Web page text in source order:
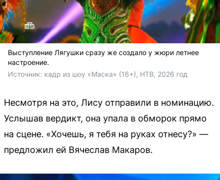
Выступление Лягушки сразу же создало у жюри летнее
настроение.
Источник: кадр из шоу «Маска» (16+), НТВ, 2026 год
Несмотря на это, Лису отправили в номинацию.
Услышав вердикт, она упала в обморок прямо
на сцене. «Хочешь, я тебя на руках отнесу?» —
предложил ей Вячеслав Макаров.